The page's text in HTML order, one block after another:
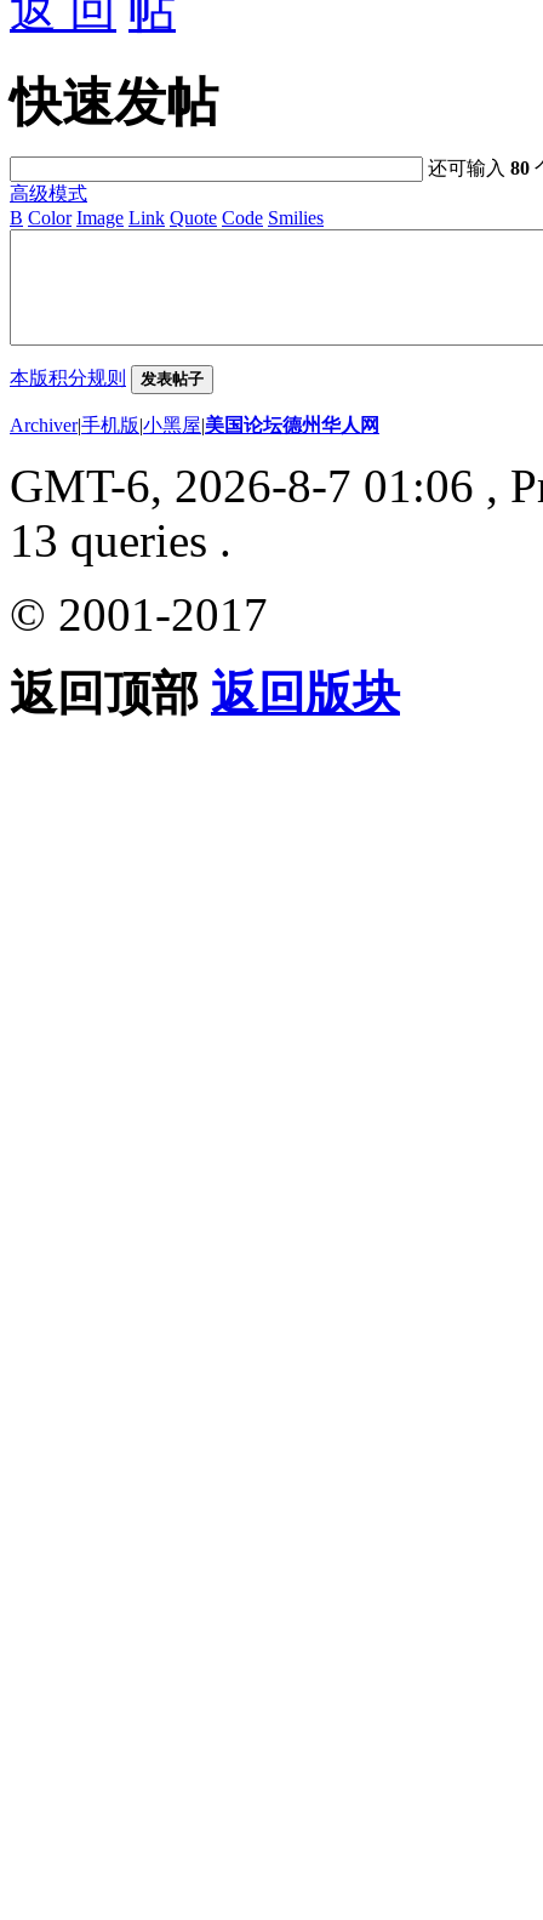
快速发帖
还可输入80
高级模式
B Color Image Link Quote Code Smilies
本版积分规则 发表帖子
Archiver|手机版|小黑屋|美国论坛德州华人网
GMT-6, 2026-8-7 01:06 ,
13 queries .
© 2001-2017
返回顶部 返回版块